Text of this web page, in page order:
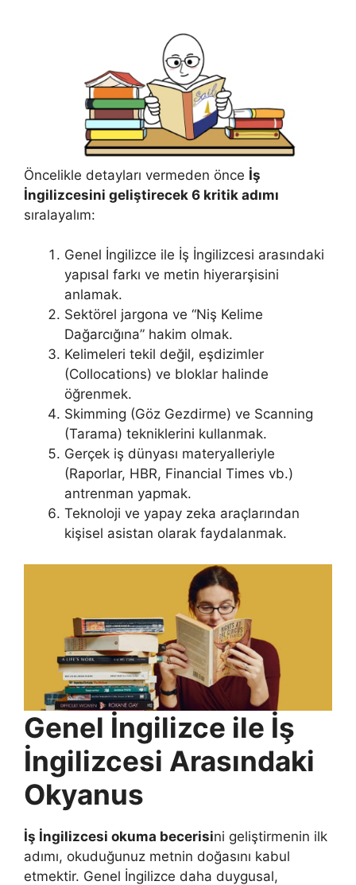
Öncelikle detayları vermeden önce İş
İngilizcesini geliştirecek 6 kritik adımı
sıralayalım:
Genel İngilizce ile İş İngilizcesi arasındaki
yapısal farkı ve metin hiyerarşisini
anlamak.
Sektörel jargona ve “Niş Kelime
Dağarcığına” hakim olmak.
Kelimeleri tekil değil, eşdizimler
(Collocations) ve bloklar halinde
öğrenmek.
Skimming (Göz Gezdirme) ve Scanning
(Tarama) tekniklerini kullanmak.
Gerçek iş dünyası materyalleriyle
(Raporlar, HBR, Financial Times vb.)
antrenman yapmak.
Teknoloji ve yapay zeka araçlarından
kişisel asistan olarak faydalanmak.
Genel İngilizce ile İş
İngilizcesi Arasındaki
Okyanus
İş İngilizcesi okuma becerisini geliştirmenin ilk
adımı, okuduğunuz metnin doğasını kabul
etmektir. Genel İngilizce daha duygusal,